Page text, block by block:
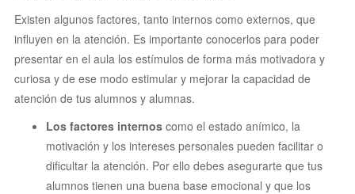
Existen algunos factores, tanto internos como externos, que
influyen en la atención. Es importante conocerlos para poder
presentar en el aula los estímulos de forma más motivadora y
curiosa y de ese modo estimular y mejorar la capacidad de
atención de tus alumnos y alumnas.
Los factores internos como el estado anímico, la
motivación y los intereses personales pueden facilitar o
dificultar la atención. Por ello debes asegurarte que tus
alumnos tienen una buena base emocional y que los